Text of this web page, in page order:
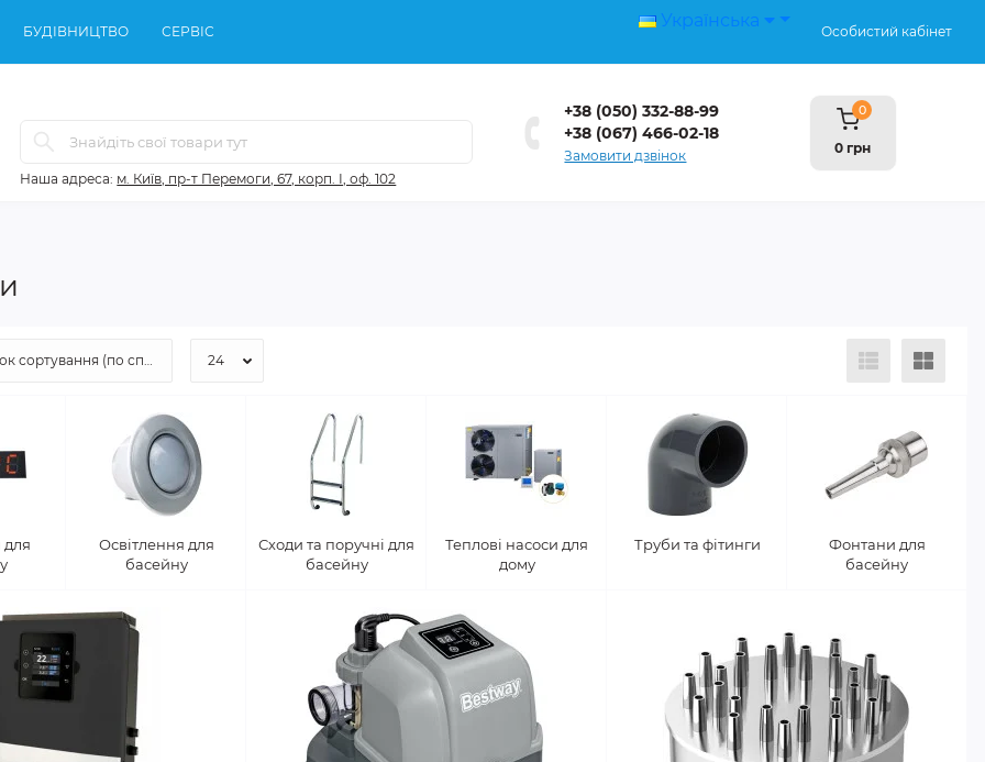
БУДІВНИЦТВО СЕРВІС
Українська
Особистий кабінет
Наша адреса: м. Київ, пр-т Перемоги, 67, корп. І, оф. 102
+38 (050) 332-88-99
+38 (067) 466-02-18
Замовити дзвінок
0
0 грн
для
Освітлення для
басейну
Сходи та поручні для
басейну
Теплові насоси для
дому
Труби та фітинги
Фонтани для
басейну